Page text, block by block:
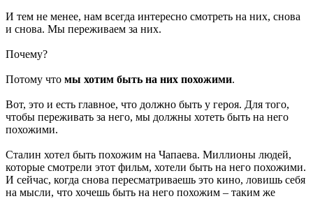
И тем не менее, нам всегда интересно смотреть на них, снова
и снова. Мы переживаем за них.
Почему?
Потому что мы хотим быть на них похожими.
Вот, это и есть главное, что должно быть у героя. Для того,
чтобы переживать за него, мы должны хотеть быть на него
похожими.
Сталин хотел быть похожим на Чапаева. Миллионы людей,
которые смотрели этот фильм, хотели быть на него похожими.
И сейчас, когда снова пересматриваешь это кино, ловишь себя
на мысли, что хочешь быть на него похожим – таким же